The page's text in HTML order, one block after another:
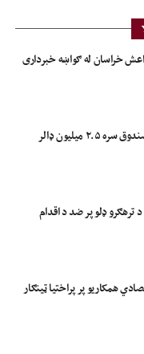
خراسان له ګواښه خبرداری
کویټ له افغانستان بشري صندوق سره ۲.۵ میلیون ډالر
ډلو پر ضد د اقدام
همکاریو پر پراختیا ټینګار